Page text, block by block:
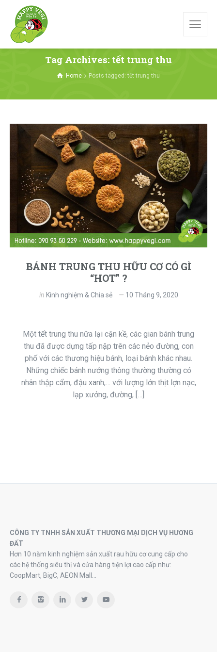
Tag Archives: tết trung thu
Home Posts tagged: tết trung thu
BÁNH TRUNG THU HỮU CƠ CÓ GÌ
“HOT” ?
in Kinh nghiệm & Chia sẻ 10 Tháng 9, 2020
Một tết trung thu nữa lại cận kề, các gian bánh trung
thu đã được dựng tấp nập trên các nẻo đường, con
phố với các thương hiệu bánh, loại bánh khác nhau.
Những chiếc bánh nướng thông thường thường có
nhân thập cẩm, đậu xanh,… với lượng lớn thịt lợn nạc,
lạp xưởng, đường, […]
CÔNG TY TNHH SẢN XUẤT THƯƠNG MẠI DỊCH VỤ HƯƠNG
ĐẤT
Hơn 10 năm kinh nghiệm sản xuất rau hữu cơ cung cấp cho
các hệ thống siêu thị và cửa hàng tiện lợi cao cấp như:
CoopMart, BigC, AEON Mall…